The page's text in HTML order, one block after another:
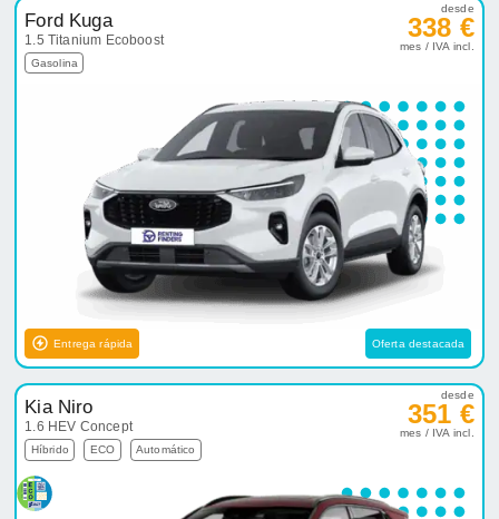
Ford Kuga
1.5 Titanium Ecoboost
Gasolina
desde
338 €
mes / IVA incl.
Entrega rápida Oferta destacada
Kia Niro
1.6 HEV Concept
Híbrido ECO Automático
desde
351 €
mes / IVA incl.